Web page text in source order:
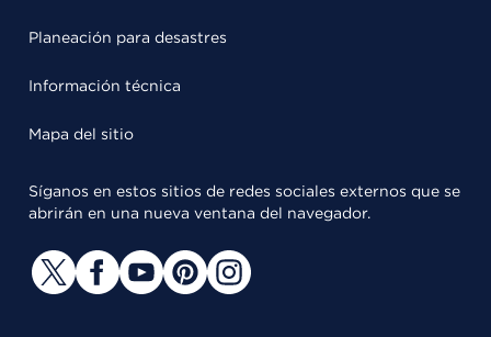
Planeación para desastres
Información técnica
Mapa del sitio
Síganos en estos sitios de redes sociales externos que se
abrirán en una nueva ventana del navegador.